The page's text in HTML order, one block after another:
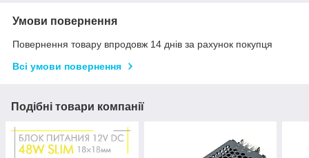
Умови повернення
Повернення товару впродовж 14 днів за рахунок покупця
Всі умови повернення
Подібні товари компанії